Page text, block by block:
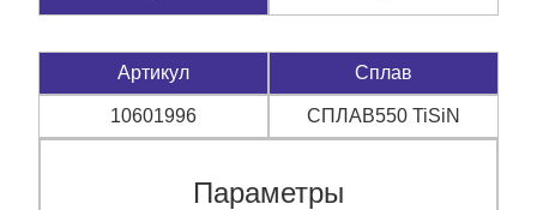
Артикул Сплав
10601996 СПЛАВ550 TiSiN
Параметры